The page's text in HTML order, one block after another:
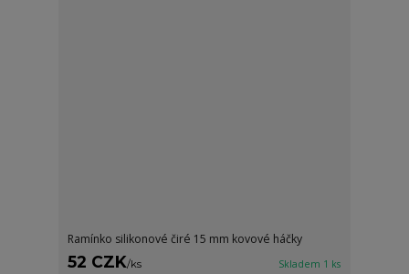
Ramínko silikonové čiré 15 mm kovové háčky
52 CZK/ks Skladem 1 ks